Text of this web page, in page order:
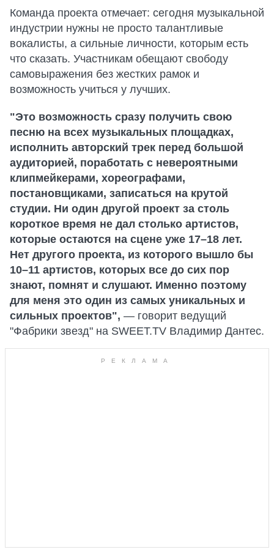
Команда проекта отмечает: сегодня музыкальной
индустрии нужны не просто талантливые
вокалисты, а сильные личности, которым есть
что сказать. Участникам обещают свободу
самовыражения без жестких рамок и
возможность учиться у лучших.
"Это возможность сразу получить свою
песню на всех музыкальных площадках,
исполнить авторский трек перед большой
аудиторией, поработать с невероятными
клипмейкерами, хореографами,
постановщиками, записаться на крутой
студии. Ни один другой проект за столь
короткое время не дал столько артистов,
которые остаются на сцене уже 17–18 лет.
Нет другого проекта, из которого вышло бы
10–11 артистов, которых все до сих пор
знают, помнят и слушают. Именно поэтому
для меня это один из самых уникальных и
сильных проектов", — говорит ведущий
"Фабрики звезд" на SWEET.TV Владимир Дантес.